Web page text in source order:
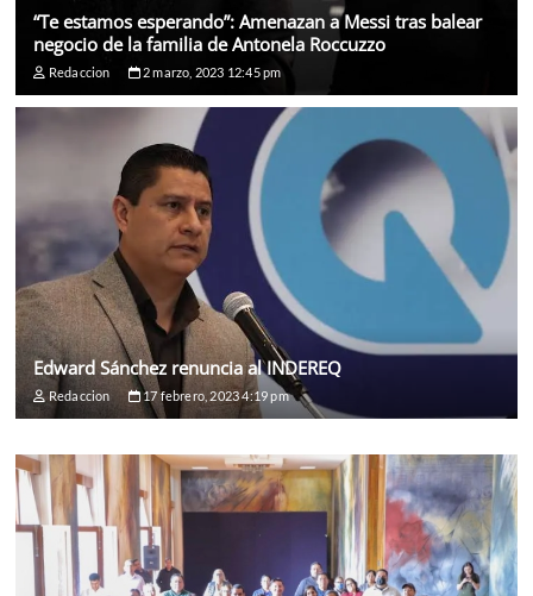
“Te estamos esperando”: Amenazan a Messi tras balear
negocio de la familia de Antonela Roccuzzo
Redaccion 2 marzo, 2023 12:45 pm
Edward Sánchez renuncia al INDEREQ
Redaccion 17 febrero, 2023 4:19 pm